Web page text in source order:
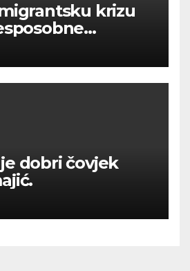
krizu
dobri čovjek